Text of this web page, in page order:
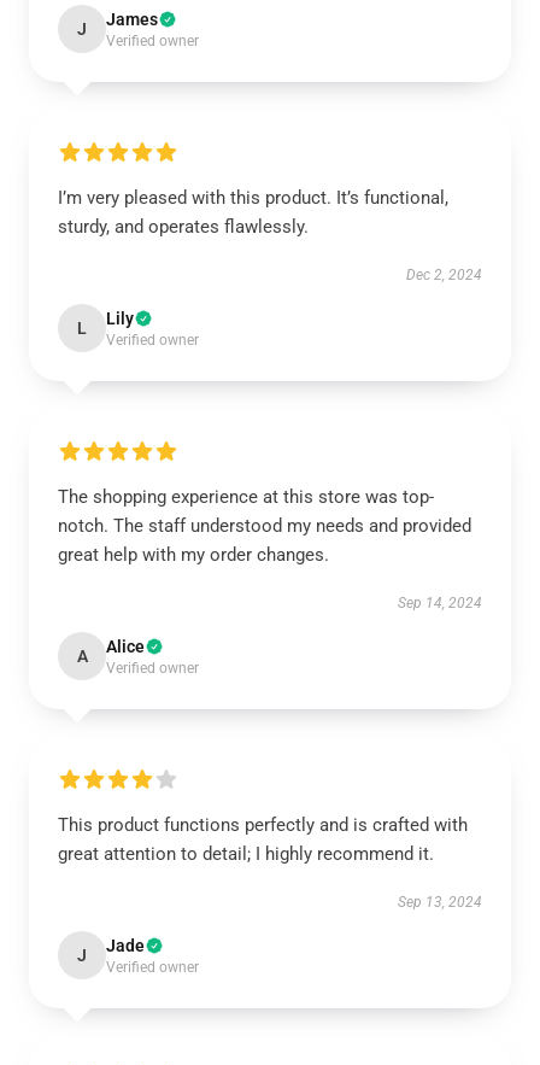
J James
Verified owner
I’m very pleased with this product. It’s functional,
sturdy, and operates flawlessly.
Dec 2, 2024
L Lily
Verified owner
The shopping experience at this store was top-
notch. The staff understood my needs and provided
great help with my order changes.
Sep 14, 2024
A Alice
Verified owner
This product functions perfectly and is crafted with
great attention to detail; I highly recommend it.
Sep 13, 2024
J Jade
Verified owner